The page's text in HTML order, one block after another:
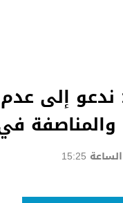
ندعو إلى
والمناصفة